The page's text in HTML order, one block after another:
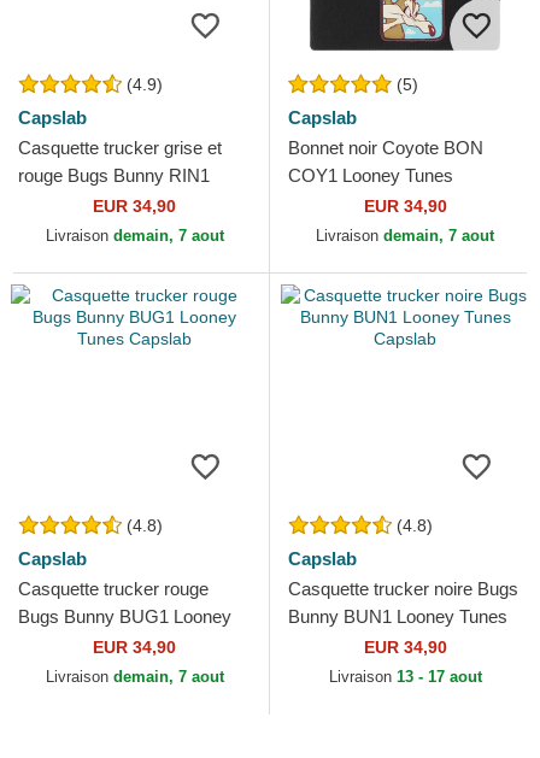
(4.9)
Capslab
Casquette trucker grise et
rouge Bugs Bunny RIN1
Looney Tunes Capslab
EUR 34,90
Livraison demain, 7 aout
(5)
Capslab
Bonnet noir Coyote BON
COY1 Looney Tunes
EUR 34,90
Livraison demain, 7 aout
(4.8)
Capslab
Casquette trucker rouge
Bugs Bunny BUG1 Looney
Tunes CapslabEUR 34,90
Livraison demain, 7 aout
(4.8)
Capslab
Casquette trucker noire Bugs
Bunny BUN1 Looney Tunes
EUR 34,90
Livraison 13 - 17 aout